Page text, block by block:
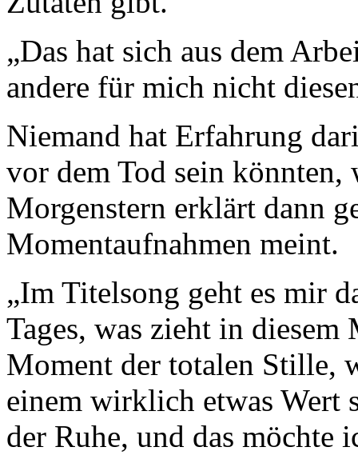
„Das hat sich aus dem
andere für mich nicht
Niemand hat Erfahrung
vor dem Tod sein könnten,
Morgenstern erklärt dann
Momentaufnahmen meint.
„Im Titelsong geht es mir
Tages, was zieht in
Moment der totalen Stille,
einem wirklich etwas Wert
der Ruhe, und das möchte